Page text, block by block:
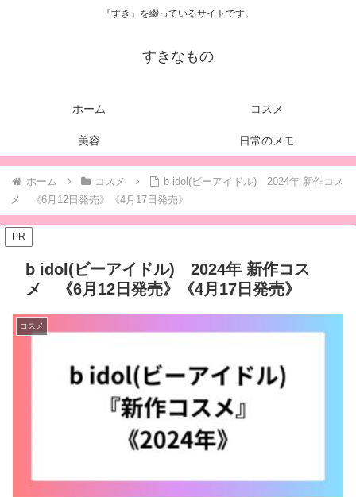
『すき』を綴っているサイトです。
すきなもの
ホーム コスメ
美容 日常のメモ
ホーム コスメ
b idol(ビーアイドル) 2024年 新作コス
メ 《6月12日発売》《4月17日発売》
PR
b idol(ビーアイドル) 2024年 新作コス
メ 《6月12日発売》《4月17日発売》
コスメ